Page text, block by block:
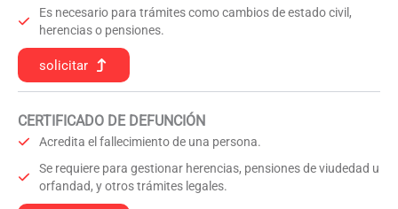
Es necesario para trámites como cambios de estado civil,
herencias o pensiones.
solicitar
CERTIFICADO DE DEFUNCIÓN
Acredita el fallecimiento de una persona.
Se requiere para gestionar herencias, pensiones de viudedad u
orfandad, y otros trámites legales.